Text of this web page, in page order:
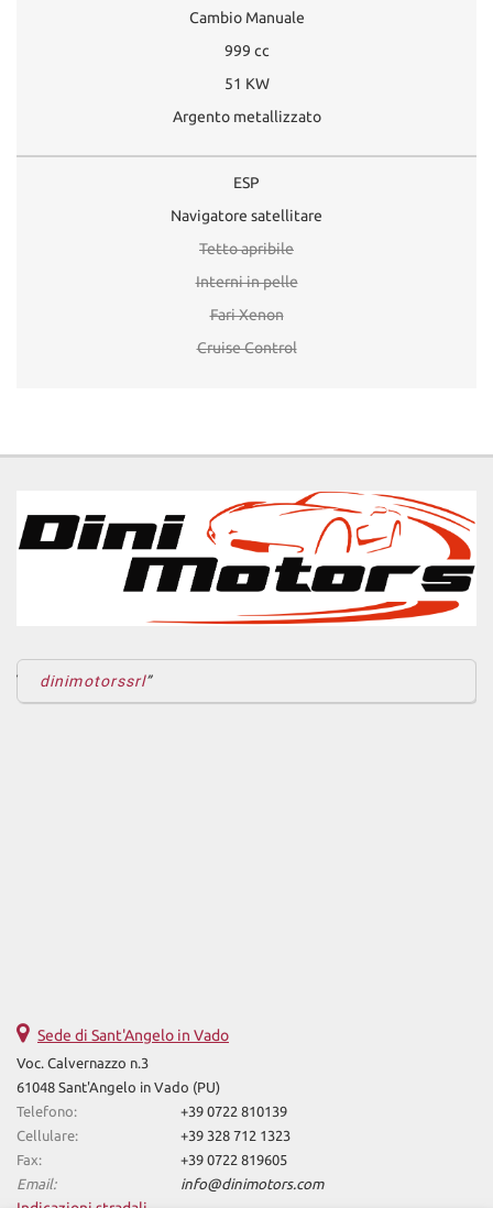
Cambio Manuale
999 cc
51 KW
Argento metallizzato
ESP
Navigatore satellitare
Tetto apribile
Interni in pelle
Fari Xenon
Cruise Control
dinimotorssrl
Sede di Sant'Angelo in Vado
Voc. Calvernazzo n.3
61048 Sant'Angelo in Vado (PU)
Telefono:
+39 0722 810139
Cellulare:
+39 328 712 1323
Fax:
+39 0722 819605
Email:
info@dinimotors.com